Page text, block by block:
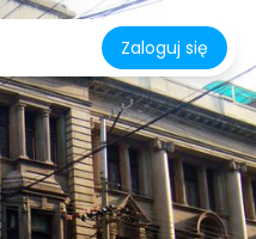
Zaloguj się